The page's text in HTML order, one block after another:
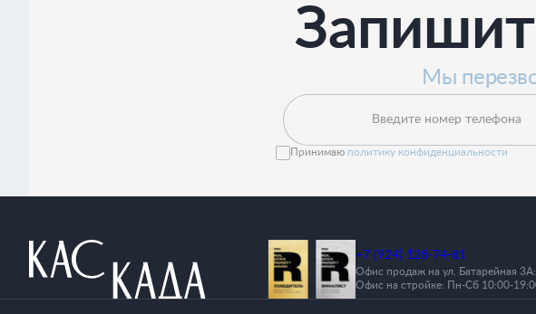
Мы
Введите номер телефона
Принимаю политику конфиденциальности
+7 (924) 128-74-81
Офис продаж на ул. Батарейная
Офис на стройке: Пн-Сб 10:00-